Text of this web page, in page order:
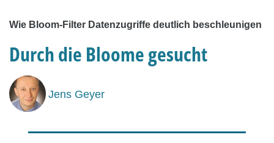
Wie Bloom-Filter Datenzugriffe deutlich beschleunigen
Durch die Bloome gesucht
Jens Geyer